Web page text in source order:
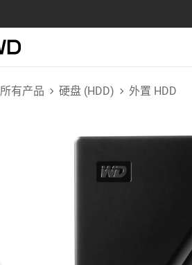
所有产品 硬盘 (HDD) 外置 HDD